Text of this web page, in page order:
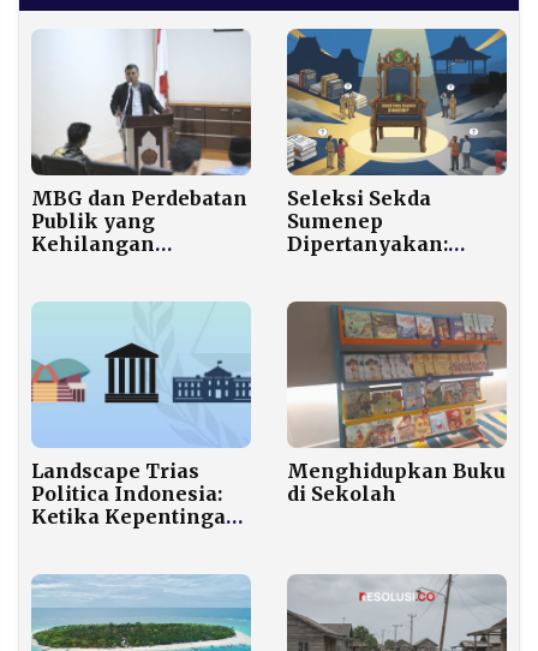
MBG dan Perdebatan
Publik yang
Kehilangan
Seleksi Sekda
Sumenep
Dipertanyakan:
Legalitas Jadi Kunci
Kepercayaan Publik
Landscape Trias
Politica Indonesia:
Ketika Kepentingan
Menghidupkan Buku
di Sekolah